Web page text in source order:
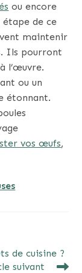
ou encore
étape de ce
maintenir
Ils pourront
l’œuvre.
ou un
étonnant.
vos œufs,
de cuisine ?
suivant